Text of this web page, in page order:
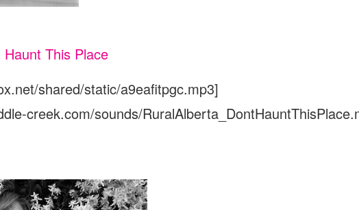
Haunt This Place
shared/static/a9eafitpgc.mp3]
creek.com/sounds/